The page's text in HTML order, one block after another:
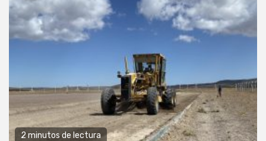
2 minutos de lectura